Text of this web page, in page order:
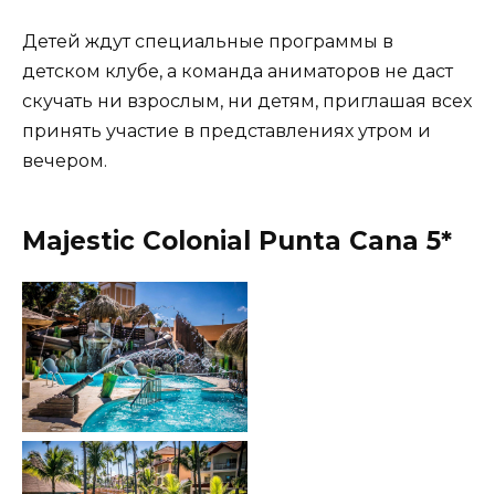
Детей ждут специальные программы в
детском клубе, а команда аниматоров не даст
скучать ни взрослым, ни детям, приглашая всех
принять участие в представлениях утром и
вечером.
Majestic Colonial Punta Cana 5*